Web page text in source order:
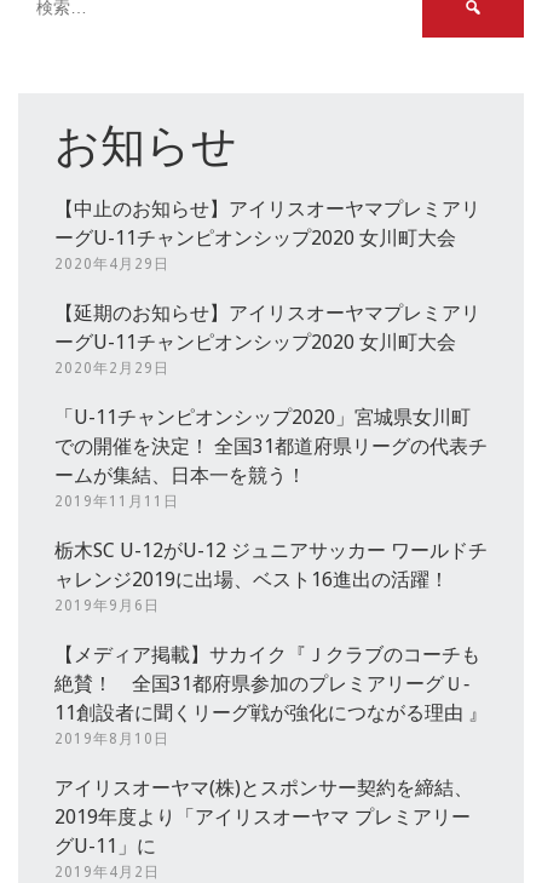
お知らせ
【中止のお知らせ】アイリスオーヤマプレミアリ
ーグU-11チャンピオンシップ2020 女川町大会
2020年4月29日
【延期のお知らせ】アイリスオーヤマプレミアリ
ーグU-11チャンピオンシップ2020 女川町大会
2020年2月29日
「U-11チャンピオンシップ2020」宮城県女川町
での開催を決定！ 全国31都道府県リーグの代表チ
ームが集結、日本一を競う！
2019年11月11日
栃木SC U-12がU-12 ジュニアサッカー ワールドチ
ャレンジ2019に出場、ベスト16進出の活躍！
2019年9月6日
【メディア掲載】サカイク『Ｊクラブのコーチも
絶賛！ 全国31都府県参加のプレミアリーグＵ‐
11創設者に聞くリーグ戦が強化につながる理由 』
2019年8月10日
アイリスオーヤマ(株)とスポンサー契約を締結、
2019年度より「アイリスオーヤマ プレミアリー
グU-11」に
2019年4月2日